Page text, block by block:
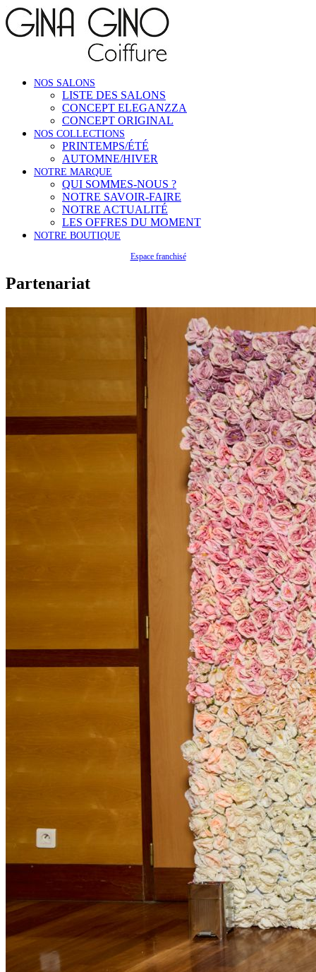
NOS SALONS
LISTE DES SALONS
CONCEPT ELEGANZZA
CONCEPT ORIGINAL
NOS COLLECTIONS
PRINTEMPS/ÉTÉ
AUTOMNE/HIVER
NOTRE MARQUE
QUI SOMMES-NOUS ?
NOTRE SAVOIR-FAIRE
NOTRE ACTUALITÉ
LES OFFRES DU MOMENT
NOTRE BOUTIQUE
Espace franchisé
Partenariat